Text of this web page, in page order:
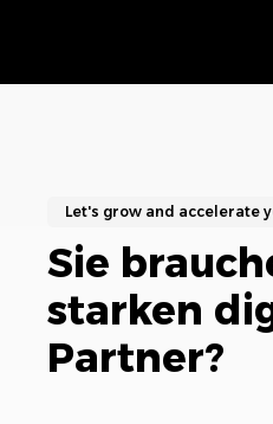
Let's grow and accelerate
Sie
starken
Partner?